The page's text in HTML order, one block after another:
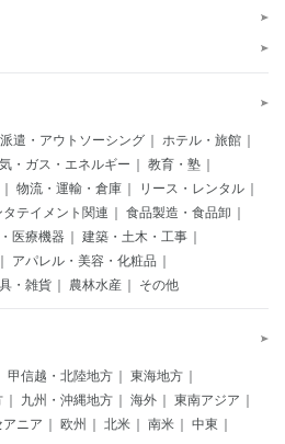
遣・アウトソーシング
ホテル・旅館
・ガス・エネルギー
教育・塾
物流・運輸・倉庫
リース・レンタル
タテイメント関連
食品製造・食品卸
医療機器
建築・土木・工事
アパレル・美容・化粧品
・雑貨 農林水産 その他
甲信越・北陸地方
東海地方
九州・沖縄地方 海外
東南アジア
アニア 欧州 北米 南米
中東